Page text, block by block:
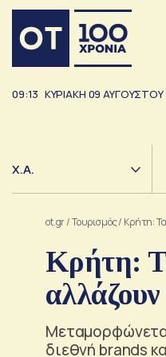
09:13 ΚΥΡΙΑΚΗ 09 ΑΥΓΟΥΣΤΟΥ
Χ.Α.
ot.gr/Τουρισμός/ Κρήτη:
Κρήτη:
διεθνή brands